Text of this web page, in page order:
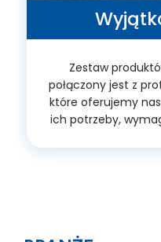
Zestaw
połączony jest z
które oferujemy
ich potrzeby,